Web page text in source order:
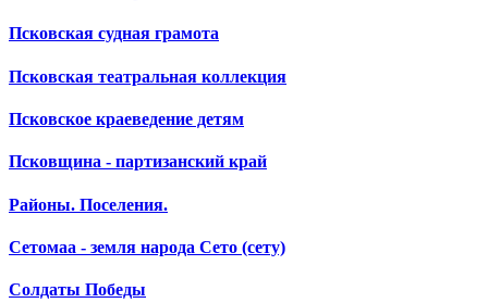
Псковская судная грамота
Псковская театральная коллекция
Псковское краеведение детям
Псковщина - партизанский край
Районы. Поселения.
Сетомаа - земля народа Сето (сету)
Солдаты Победы